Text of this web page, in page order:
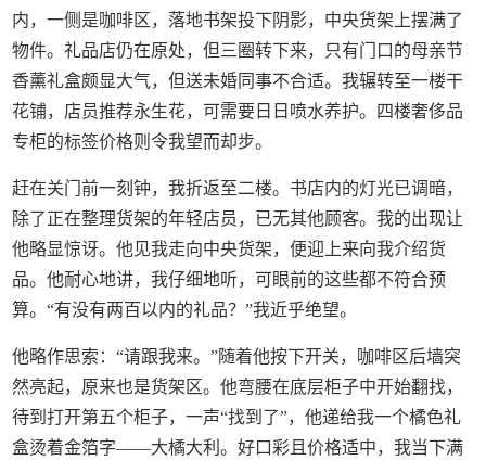
内，一侧是咖啡区，落地书架投下阴影，中央货架上摆满了
物件。礼品店仍在原处，但三圈转下来，只有门口的母亲节
香薰礼盒颇显大气，但送未婚同事不合适。我辗转至一楼干
花铺，店员推荐永生花，可需要日日喷水养护。四楼奢侈品
专柜的标签价格则令我望而却步。
赶在关门前一刻钟，我折返至二楼。书店内的灯光已调暗，
除了正在整理货架的年轻店员，已无其他顾客。我的出现让
他略显惊讶。他见我走向中央货架，便迎上来向我介绍货
品。他耐心地讲，我仔细地听，可眼前的这些都不符合预
算。“有没有两百以内的礼品？”我近乎绝望。
他略作思索：“请跟我来。”随着他按下开关，咖啡区后墙突
然亮起，原来也是货架区。他弯腰在底层柜子中开始翻找，
待到打开第五个柜子，一声“找到了”，他递给我一个橘色礼
盒烫着金箔字——大橘大利。好口彩且价格适中，我当下满